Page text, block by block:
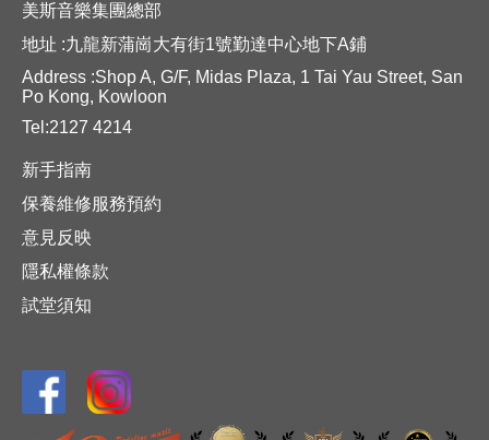
美斯音樂集團總部
地址 :九龍新蒲崗大有街1號勤達中心地下A鋪
Address :Shop A, G/F, Midas Plaza, 1 Tai Yau Street, San
Po Kong, Kowloon
Tel:2127 4214
新手指南
保養維修服務預約
意見反映
隱私權條款
試堂須知